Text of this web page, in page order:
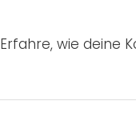
Erfahre, wie deine